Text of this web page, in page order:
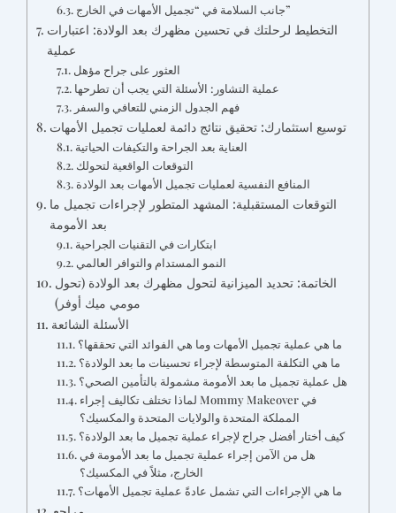
جانب السلامة في “تجميل الأمهات في الخارج”
التخطيط لرحلتك في تحسين مظهرك بعد الولادة: اعتبارات
عملية
العثور على جراح مؤهل
عملية التشاور: الأسئلة التي يجب أن تطرحها
فهم الجدول الزمني للتعافي والسفر
توسيع استثمارك: تحقيق نتائج دائمة لعمليات تجميل الأمهات
العناية بعد الجراحة والتكيفات الحياتية
التوقعات الواقعية لتحولك
المنافع النفسية لعمليات تجميل الأمهات بعد الولادة
التوقعات المستقبلية: المشهد المتطور لإجراءات تجميل ما
بعد الأمومة
ابتكارات في التقنيات الجراحية
النمو المستدام والتوافر العالمي
الخاتمة: تحديد الميزانية لتحول مظهرك بعد الولادة (تحول
مومي ميك أوفر)
الأسئلة الشائعة
ما هي عملية تجميل الأمهات وما هي الفوائد التي تحققها؟
ما هي التكلفة المتوسطة لإجراء تحسينات ما بعد الولادة؟
هل عملية تجميل ما بعد الأمومة مشمولة بالتأمين الصحي؟
لماذا تختلف تكاليف إجراء Mommy Makeover في
المملكة المتحدة والولايات المتحدة والمكسيك؟
كيف أختار أفضل جراح لإجراء عملية تجميل ما بعد الولادة؟
هل من الآمن إجراء عملية تجميل ما بعد الأمومة في
الخارج، مثلاً في المكسيك؟
ما هي الإجراءات التي تشمل عادةً عملية تجميل الأمهات؟